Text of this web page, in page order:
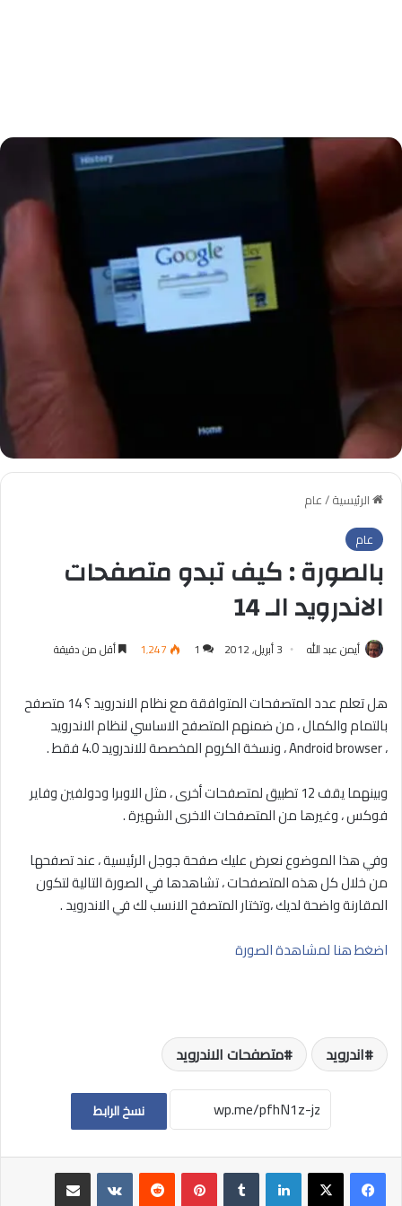
الرئيسية/عام
عام
بالصورة : كيف تبدو متصفحات
الاندرويد الـ 14
أيمن عبد الله 3 أبريل, 2012 1 1٬247 أقل من دقيقة
هل تعلم عدد المتصفحات المتوافقة مع نظام الاندرويد ؟ 14 متصفح
بالتمام والكمال ، من ضمنهم المتصفح الاساسي لنظام الاندرويد
، Android browser ، ونسخة الكروم المخصصة للاندرويد 4.0 فقط .
وبينهما يقف 12 تطبيق لمتصفحات أخرى ، مثل الاوبرا ودولفين وفاير
فوكس ، وغيرها من المتصفحات الاخرى الشهيرة .
وفي هذا الموضوع نعرض عليك صفحة جوجل الرئيسية ، عند تصفحها
من خلال كل هذه المتصفحات ، تشاهدها في الصورة التالية لتكون
المقارنة واضحة لديك ،وتختار المتصفح الانسب لك في الاندرويد .
اضغط هنا لمشاهدة الصورة
اندرويد متصفحات الاندرويد
نسخ الرابط
لينكدإن بينتيريست
مشاركة عبر البريد